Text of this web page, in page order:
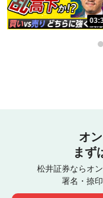
オ
まず
松井証券ならオ
署名・捺